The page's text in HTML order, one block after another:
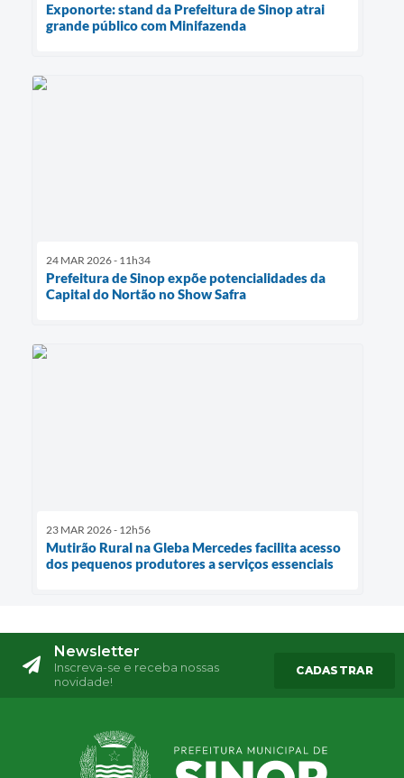
Exponorte: stand da Prefeitura de Sinop atrai
grande público com Minifazenda
24 MAR 2026 - 11h34
Prefeitura de Sinop expõe potencialidades da
Capital do Nortão no Show Safra
23 MAR 2026 - 12h56
Mutirão Rural na Gleba Mercedes facilita acesso
dos pequenos produtores a serviços essenciais
Newsletter
Inscreva-se e receba nossas
novidade!
CADASTRAR